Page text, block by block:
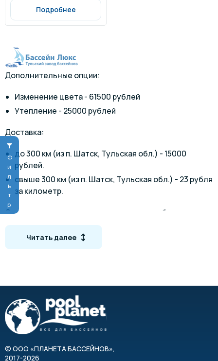
Фильтр
Подробнее
Дополнительные опции:
Изменение цвета - 61500 рублей
Утепление - 25000 рублей
Доставка:
до 300 км (из п. Шатск, Тульская обл.) - 15000
рублей.
свыше 300 км (из п. Шатск, Тульская обл.) - 23 рубля
за километр.
Стоимость доставки рассчитывается в оба конца.
Возможен самовывоз.
Чертёж бассейна Изабель
Читать далее
© ООО «ПЛАНЕТА БАССЕЙНОВ»,
2017-2026